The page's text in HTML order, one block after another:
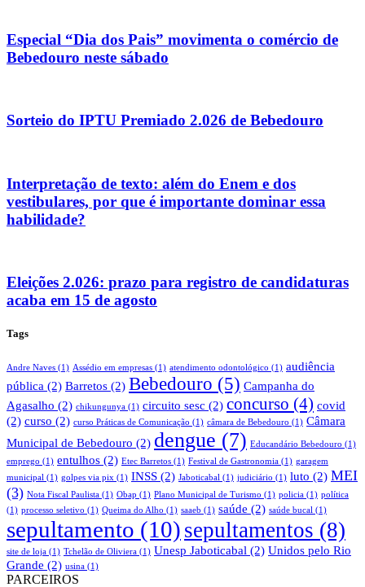
Especial “Dia dos Pais” movimenta o comércio de
Bebedouro neste sábado
Sorteio do IPTU Premiado 2.026 de Bebedouro
Interpretação de texto: além do Enem e dos
vestibulares, por que é importante dominar essa
habilidade?
Eleições 2.026: prazo para registro de candidaturas
acaba em 15 de agosto
Tags
Andre Naves (1) Assédio em empresas (1) atendimento odontológico (1) audiência
pública (2) Barretos (2) Bebedouro (5) Campanha do
Agasalho (2) chikungunya (1) circuito sesc (2) concurso (4) covid
(2) curso (2) curso Práticas de Comunicação (1) câmara de Bebedouro (1) Câmara
Municipal de Bebedouro (2) dengue (7) Educandário Bebedouro (1)
emprego (1) entulhos (2) Etec Barretos (1) Festival de Gastronomia (1) garagem
municipal (1) golpes via pix (1) INSS (2) Jaboticabal (1) judiciário (1) luto (2) MEI
(3) Nota Fiscal Paulista (1) Obap (1) Plano Municipal de Turismo (1) policia (1) política
(1) processo seletivo (1) Queima do Alho (1) saaeb (1) saúde (2) saúde bucal (1)
sepultamento (10) sepultamentos (8)
site de loja (1) Tchelão de Oliviera (1) Unesp Jaboticabal (2) Unidos pelo Rio
Grande (2) usina (1)
PARCEIROS